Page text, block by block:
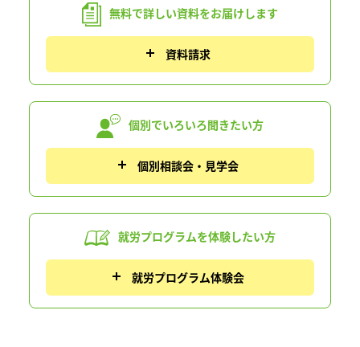
無料で詳しい資料をお届けします
資料請求
個別でいろいろ聞きたい方
個別相談会・見学会
就労プログラムを体験したい方
就労プログラム体験会